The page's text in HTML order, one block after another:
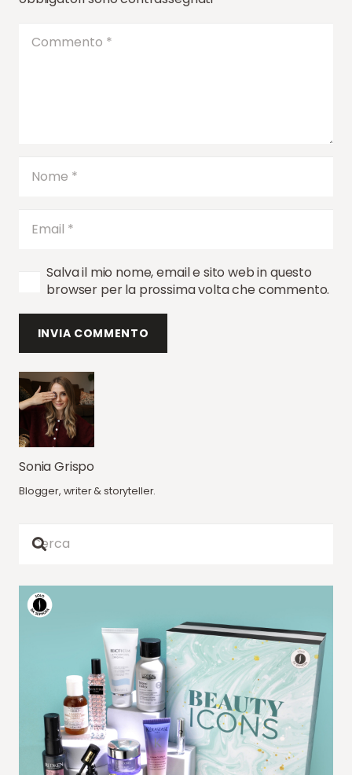
Salva il mio nome, email e sito web in questo
browser per la prossima volta che commento.
INVIA COMMENTO
Sonia Grispo
Blogger, writer & storyteller.